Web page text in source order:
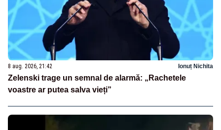
8 aug. 2026, 21:42 Ionuț Nichita
Zelenski trage un semnal de alarmă: „Rachetele
voastre ar putea salva vieți”